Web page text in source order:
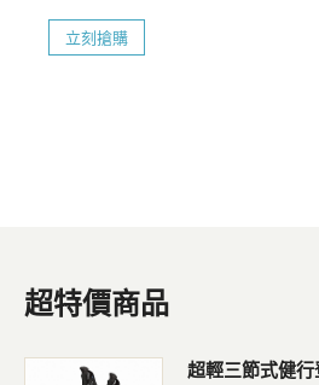
立刻搶購
超特價商品
超輕三節式健